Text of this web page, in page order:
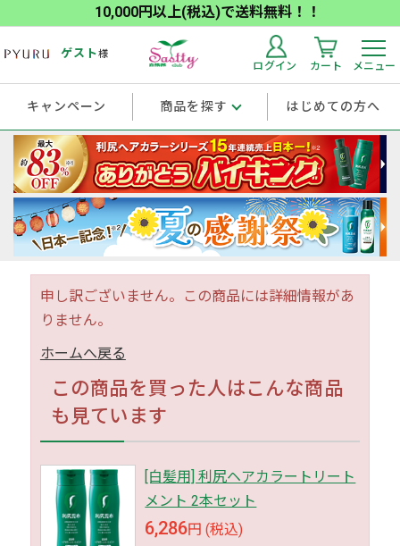
10,000円以上(税込)で送料無料！！
ゲスト様
ログイン カート メニュー
キャンペーン 商品を探す はじめての方へ
申し訳ございません。この商品には詳細情報があ
りません。
ホームへ戻る
この商品を買った人はこんな商品
も見ています
[白髪用] 利尻ヘアカラートリート
メント 2本セット
6,286円 (税込)